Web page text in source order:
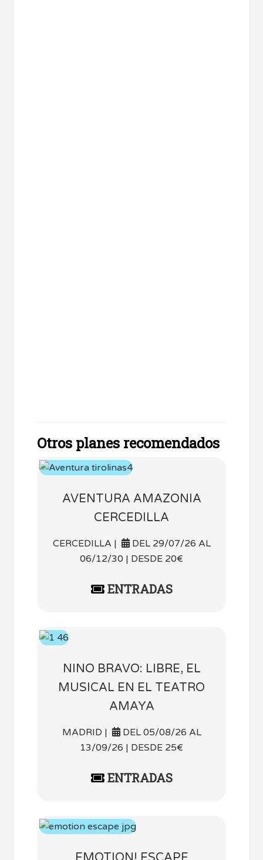
Otros planes recomendados
AVENTURA AMAZONIA
CERCEDILLA
CERCEDILLA |
DEL 29/07/26 AL
06/12/30 | DESDE 20€
ENTRADAS
NINO BRAVO: LIBRE, EL
MUSICAL EN EL TEATRO
AMAYA
MADRID |
DEL 05/08/26 AL
13/09/26 | DESDE 25€
ENTRADAS